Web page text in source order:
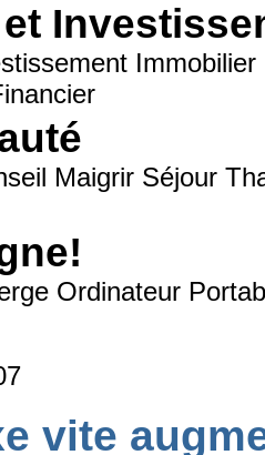
Maigrir Séjour
Ordinateur
vite